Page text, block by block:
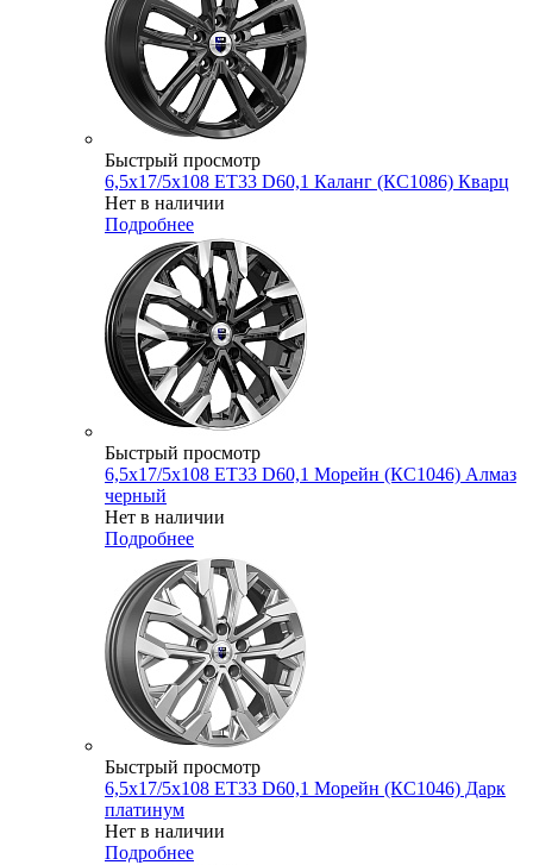
Быстрый просмотр
6,5x17/5x108 ET33 D60,1 Каланг (КС1086) Кварц
Нет в наличии
Подробнее
Быстрый просмотр
6,5x17/5x108 ET33 D60,1 Морейн (КС1046) Алмаз
черный
Нет в наличии
Подробнее
Быстрый просмотр
6,5x17/5x108 ET33 D60,1 Морейн (КС1046) Дарк
платинум
Нет в наличии
Подробнее